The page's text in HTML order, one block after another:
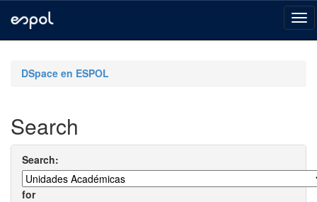
navigationDSpace en ESPOL
Search
Search:
for